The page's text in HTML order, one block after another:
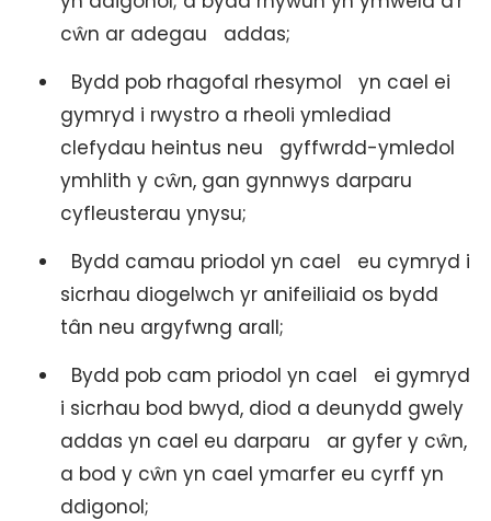
cŵn ar adegau addas;
Bydd pob rhagofal rhesymol yn cael ei
gymryd i rwystro a rheoli ymlediad
clefydau heintus neu gyffwrdd-ymledol
ymhlith y cŵn, gan gynnwys darparu
cyfleusterau ynysu;
Bydd camau priodol yn cael eu cymryd i
sicrhau diogelwch yr anifeiliaid os bydd
tân neu argyfwng arall;
Bydd pob cam priodol yn cael ei gymryd
i sicrhau bod bwyd, diod a deunydd gwely
addas yn cael eu darparu ar gyfer y cŵn,
a bod y cŵn yn cael ymarfer eu cyrff yn
ddigonol;